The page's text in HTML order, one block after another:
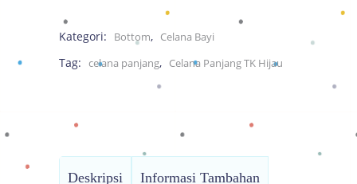
Kategori: Bottom, Celana Bayi
Tag: celana panjang, Celana Panjang TK Hijau
Deskripsi Informasi Tambahan